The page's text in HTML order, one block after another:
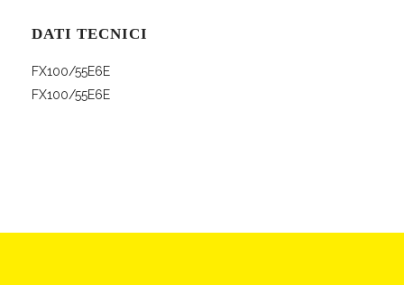
DATI TECNICI
FX100/55E6E
FX100/55E6E